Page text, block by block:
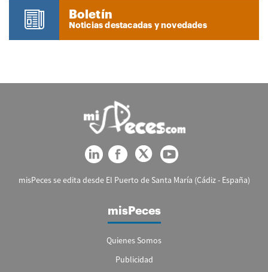
Boletín
Noticias destacadas y novedades
misPeces se edita desde El Puerto de Santa María (Cádiz - España)
misPeces
Quienes Somos
Publicidad